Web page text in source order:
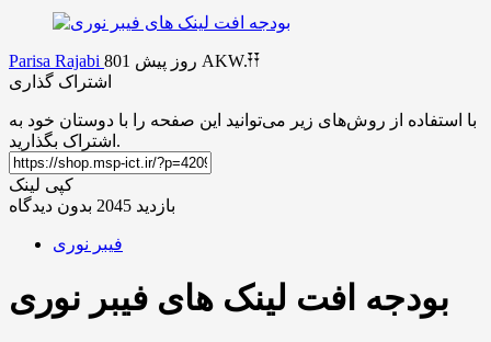
Parisa Rajabi
AKW.𐏒𐏒
اشتراک گذاری
با استفاده از روش‌های زیر می‌توانید این صفحه را با دوستان خود به
اشتراک بگذارید.
کپی لینک
بازدید 2045
بدون دیدگاه
فیبر نوری
بودجه افت لینک های فیبر نوری